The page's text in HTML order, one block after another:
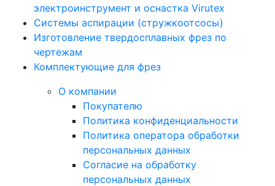
электроинструмент и оснастка Virutex
Системы аспирации (стружкоотсосы)
Изготовление твердосплавных фрез по
чертежам
Комплектующие для фрез
О компании
Покупателю
Политика конфиденциальности
Политика оператора обработки
персональных данных
Согласие на обработку
персональных данных